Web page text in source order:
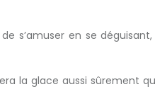
s’amuser en se
la glace aussi sûrement